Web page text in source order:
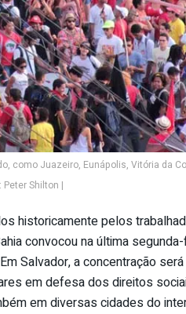
Juazeiro, Eunápolis, Vitória da
Peter Shilton |
historicamente pelos
convocou na última
Salvador, a concentração
em defesa dos direitos
em diversas cidades do